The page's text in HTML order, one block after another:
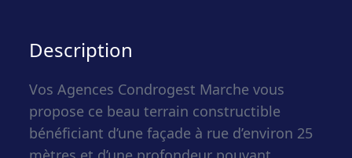
Description
Vos Agences Condrogest Marche vous
propose ce beau terrain constructible
bénéficiant d’une façade à rue d’environ 25